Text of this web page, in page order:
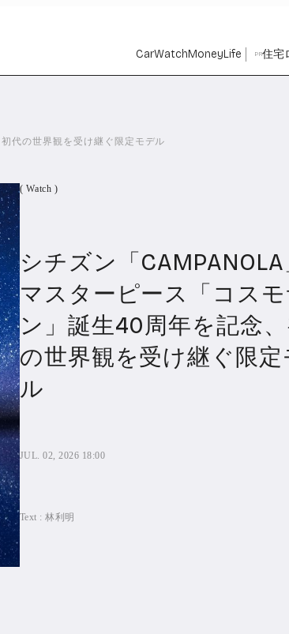
CarWatchMoneyLife PR住宅
Car1299 Watch1027 Money1260
PR
住宅ローン361
SBIネオトレード証券
Feature
代の世界観を受け継ぐ限定モデル
( Watch )
シチズン「
マスターピース「コスモ
ン」誕生40周年を記念
の世界観を受け継ぐ限
ル
JUL. 02, 2026 18:00
Text :林利明